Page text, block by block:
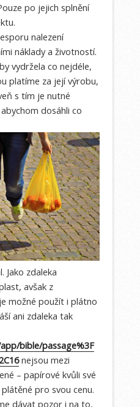
po jejich splnění
nalezení
náklady a životností.
vydržela co nejdéle,
platíme za její výrobu,
s tím je nutné
dosáhli co
Jako zdaleka
avšak z
možné použít i plátno
ani zdaleka tak
bible/passage%3F
nejsou mezi
– papírové kvůli své
pro svou cenu.
dávat pozor i na to,